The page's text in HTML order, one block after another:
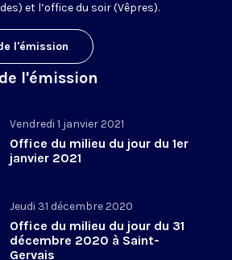
et l’office du soir (Vêpres).
l'émission
l'émission
Vendredi 1 janvier 2021
Office du milieu du jour du 1er
janvier 2021
Jeudi 31 décembre 2020
Office du milieu du jour du 31
décembre 2020 à Saint-
Gervais